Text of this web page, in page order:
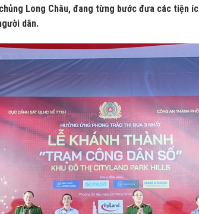
Long Châu, đang từng bước đưa các tiện
dân.